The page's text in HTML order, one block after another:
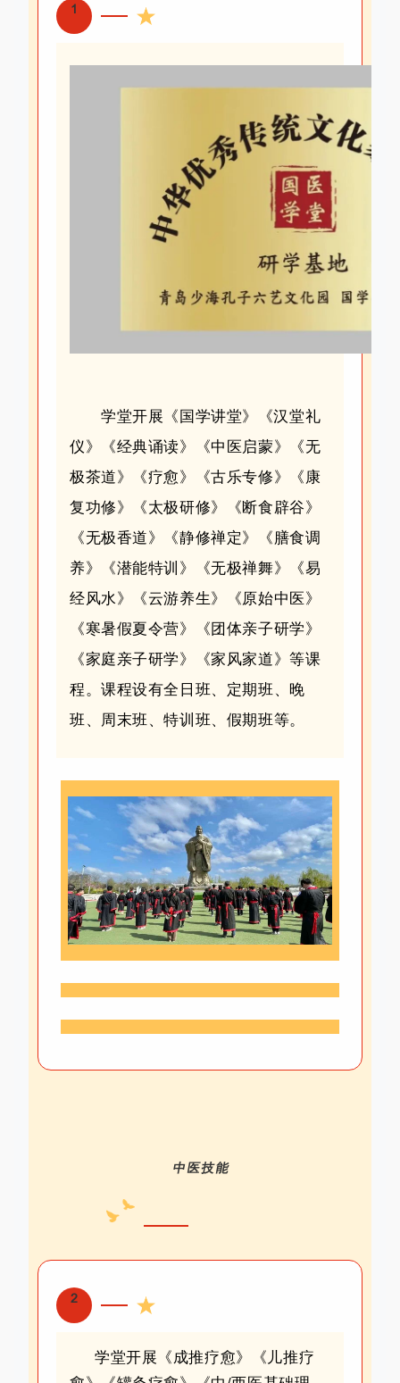
1
学堂开展《国学讲堂》《汉堂礼
仪》《经典诵读》《中医启蒙》《无
极茶道》《疗愈》《古乐专修》《康
复功修》《太极研修》《断食辟谷》
《无极香道》《静修禅定》《膳食调
养》《潜能特训》《无极禅舞》《易
经风水》《云游养生》《原始中医》
《寒暑假夏令营》《团体亲子研学》
《家庭亲子研学》《家风家道》等课
程。课程设有全日班、定期班、晚
班、周末班、特训班、假期班等。
中医技能
2
学堂开展《成推疗愈》《儿推疗